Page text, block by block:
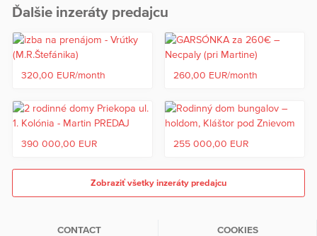
Ďalšie inzeráty predajcu
320,00 EUR/month 260,00 EUR/month
390 000,00 EUR 255 000,00 EUR
Zobraziť všetky inzeráty predajcu
CONTACT COOKIES